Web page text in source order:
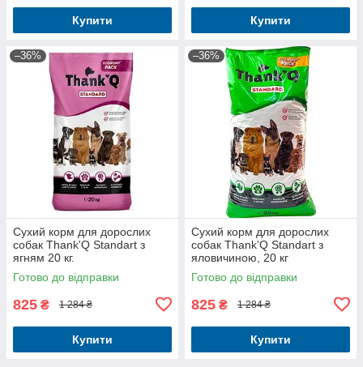
Купити Купити
–36%
Сухий корм для дорослих
собак Thank'Q Standart з
ягням 20 кг.
Готово до відправки
825 ₴ 1 284 ₴
Купити
–36%
Сухий корм для дорослих
собак Thank’Q Standart з
яловичиною, 20 кг
Готово до відправки
825 ₴ 1 284 ₴
Купити